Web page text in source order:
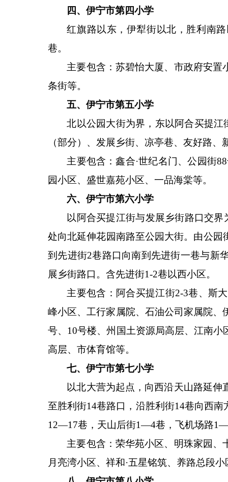
四、伊宁市第四小学
红旗路以东，伊犁街以北，胜利南
巷。
主要包含：苏碧怡大厦、市政府安
条街等。
五、伊宁市第五小学
北以公园大街为界，东以阿合买提
（部分）、发展乡街、凉亭巷、友好路
主要包含：鑫合·世纪名门、公园街
园小区、盛世嘉苑小区、一品海棠等。
六、伊宁市第六小学
以阿合买提江街与发展乡街路口交
处向北延伸花园南路至公园大街。由公
到先进街2巷路口向南到先进街一巷与新
展乡街路口。含先进街1-2巷以西小区。
主要包含：阿合买提江街2-3巷、斯
峰小区、工行家属院、石油公司家属院
号、10号楼、州国土资源局高层、江南
高层、市体育馆等。
七、伊宁市第七小学
以北大营为起点，向西沿天山路延
至胜利街14巷路口，沿胜利街14巷向西
12—17巷，天山后街1—4巷，飞机场路
主要包含：荣华苑小区、明珠家园
月亮湾小区、祥和·五星铭筑、养路总段